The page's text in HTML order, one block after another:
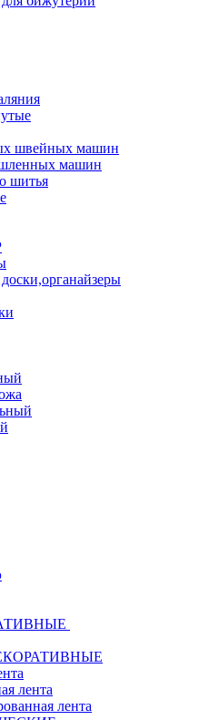
швейных машин
машин
шитья
лента
лента